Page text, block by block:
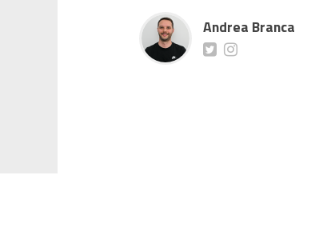
Andrea Branca